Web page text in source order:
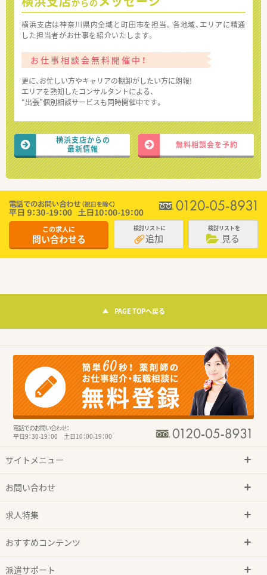
横浜支店は神奈川県内全域と町田市を担当。各地域、エリアに精通
した担当者がお仕事を紹介いたします。
お仕事相談会無料開催中！
更に、お忙しい方やキャリアの棚卸がしたい方に朗報!
エリアを熟知したコンサルタントによる、
“出張”個別相談サービスも同時開催中です。
横浜支店からの
最新情報
無料相談会を予約
この求人に
問い合わせる
検討リストに
追加
検討リストを
見る
PAGE TOPへ戻る
電話でのお問い合わせ：
平日9：30-19：00 土日10：00-19：00
サイトメニュー
お問い合わせ
求人特集
おすすめコンテンツ
派遣サポート